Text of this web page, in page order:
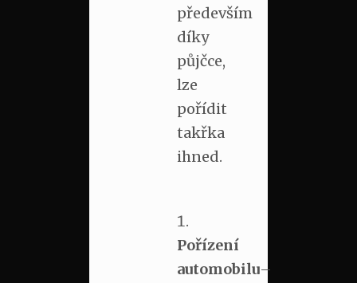
především
díky
půjčce,
lze
pořídit
takřka
ihned.
Pořízení
automobilu–